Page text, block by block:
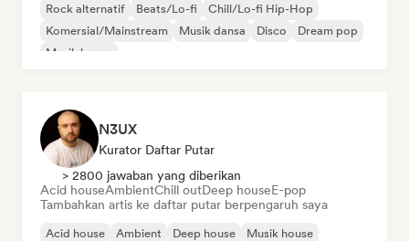
Rock alternatif Beats/Lo-fi
Chill/Lo-fi Hip-Hop
Komersial/Mainstream
Musik dansa Disco
Dream pop
Musik house
N3UX
Kurator Daftar Putar
> 2800 jawaban yang diberikan
Acid houseAmbientChill outDeep houseE-pop
Tambahkan artis ke daftar putar berpengaruh saya
Acid house Ambient Deep house
Musik house